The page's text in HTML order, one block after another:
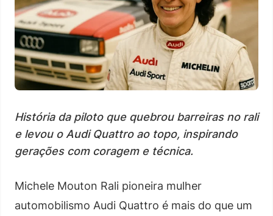
História da piloto que quebrou barreiras no rali
e levou o Audi Quattro ao topo, inspirando
gerações com coragem e técnica.
Michele Mouton Rali pioneira mulher
automobilismo Audi Quattro é mais do que um